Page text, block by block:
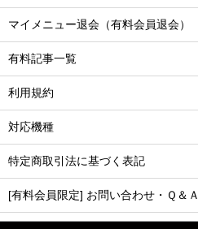
マイメニュー退会（有料会員退会）
有料記事一覧
利用規約
対応機種
特定商取引法に基づく表記
[有料会員限定] お問い合わせ・Ｑ＆Ａ